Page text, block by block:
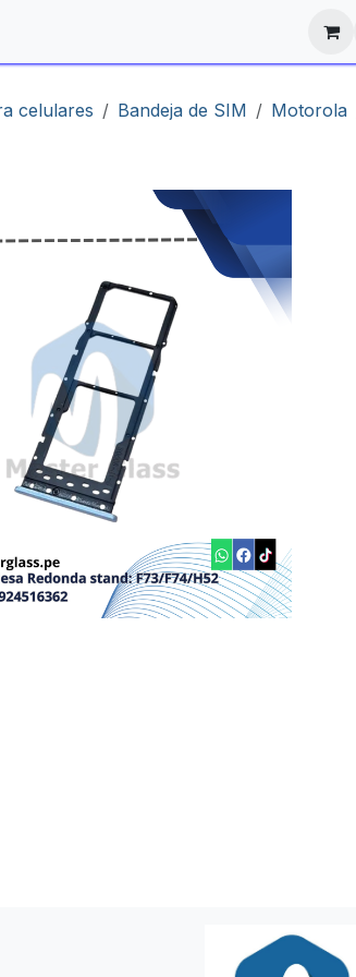
celulares Bandeja de SIM Motorola